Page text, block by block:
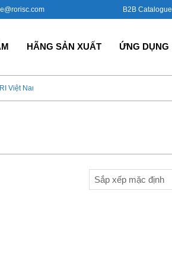
B2B Catalogue
HÃNG SẢN XUẤT ỨNG DỤNG
Việt Nam? Bao Jumbo giá rẻ – Giải